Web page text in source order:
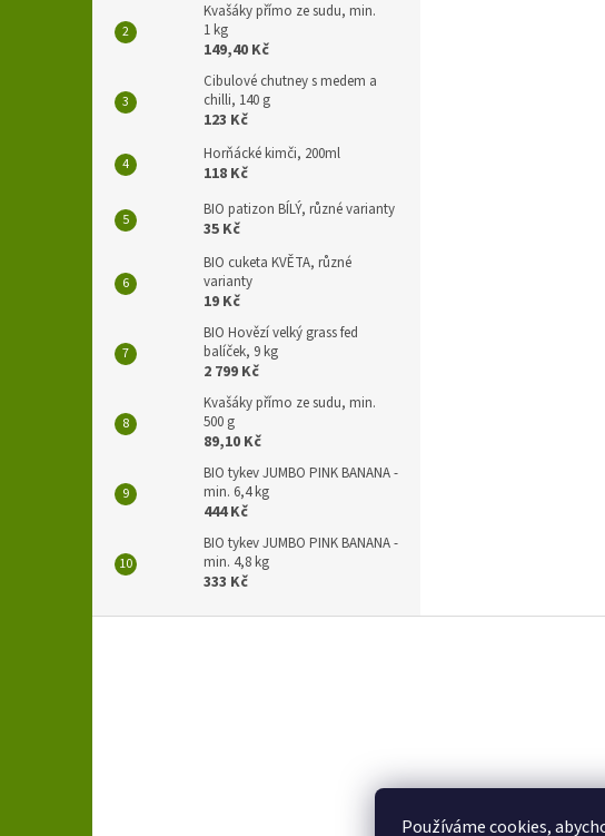
Používáme cookies,
Kvašáky přímo ze sudu, min.
1 kg
149,40 Kč
Cibulové chutney s medem a
chilli, 140 g
123 Kč
Horňácké kimči, 200ml
118 Kč
BIO patizon BÍLÝ, různé varianty
35 Kč
BIO cuketa KVĚTA, různé
varianty
19 Kč
BIO Hovězí velký grass fed
balíček, 9 kg
2 799 Kč
Kvašáky přímo ze sudu, min.
500 g
89,10 Kč
BIO tykev JUMBO PINK BANANA -
min. 6,4 kg
444 Kč
BIO tykev JUMBO PINK BANANA -
min. 4,8 kg
333 Kč